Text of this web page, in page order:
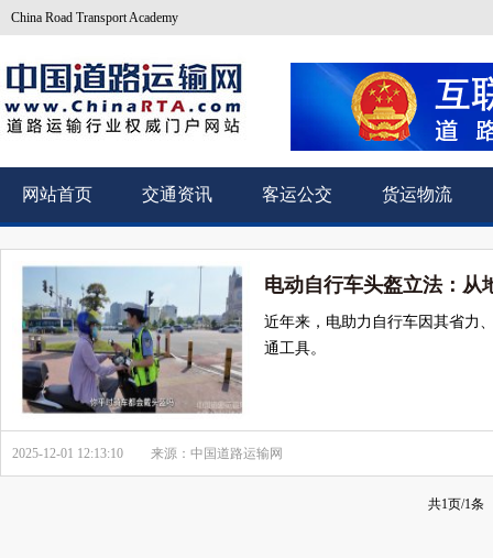
China Road Transport Academy
网站首页 交通资讯 客运公交 货运物流
电动自行车头盔立法：从
近年来，电助力自行车因其省力
通工具。
2025-12-01 12:13:10 来源：中国道路运输网
共1页/1条